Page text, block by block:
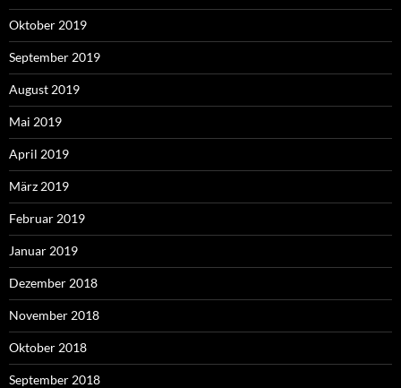
Oktober 2019
September 2019
August 2019
Mai 2019
April 2019
März 2019
Februar 2019
Januar 2019
Dezember 2018
November 2018
Oktober 2018
September 2018